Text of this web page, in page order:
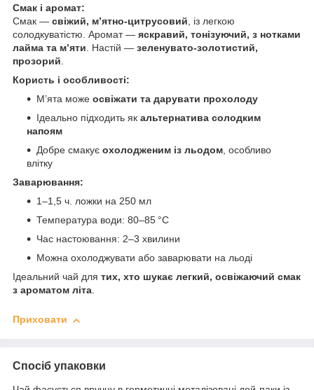
Смак і аромат:
Смак — свіжий, м’ятно-цитрусовий, із легкою
солодкуватістю. Аромат — яскравий, тонізуючий, з нотками
лайма та м’яти. Настій — зеленувато-золотистий,
прозорий.
Користь і особливості:
М’ята може освіжати та дарувати прохолоду
Ідеально підходить як альтернатива солодким
напоям
Добре смакує охолодженим із льодом, особливо
влітку
Заварювання:
1–1,5 ч. ложки на 250 мл
Температура води: 80–85 °C
Час настоювання: 2–3 хвилини
Можна охолоджувати або заварювати на льоді
Ідеальний чай для тих, хто шукає легкий, освіжаючий смак
з ароматом літа.
Приховати
Спосіб упаковки